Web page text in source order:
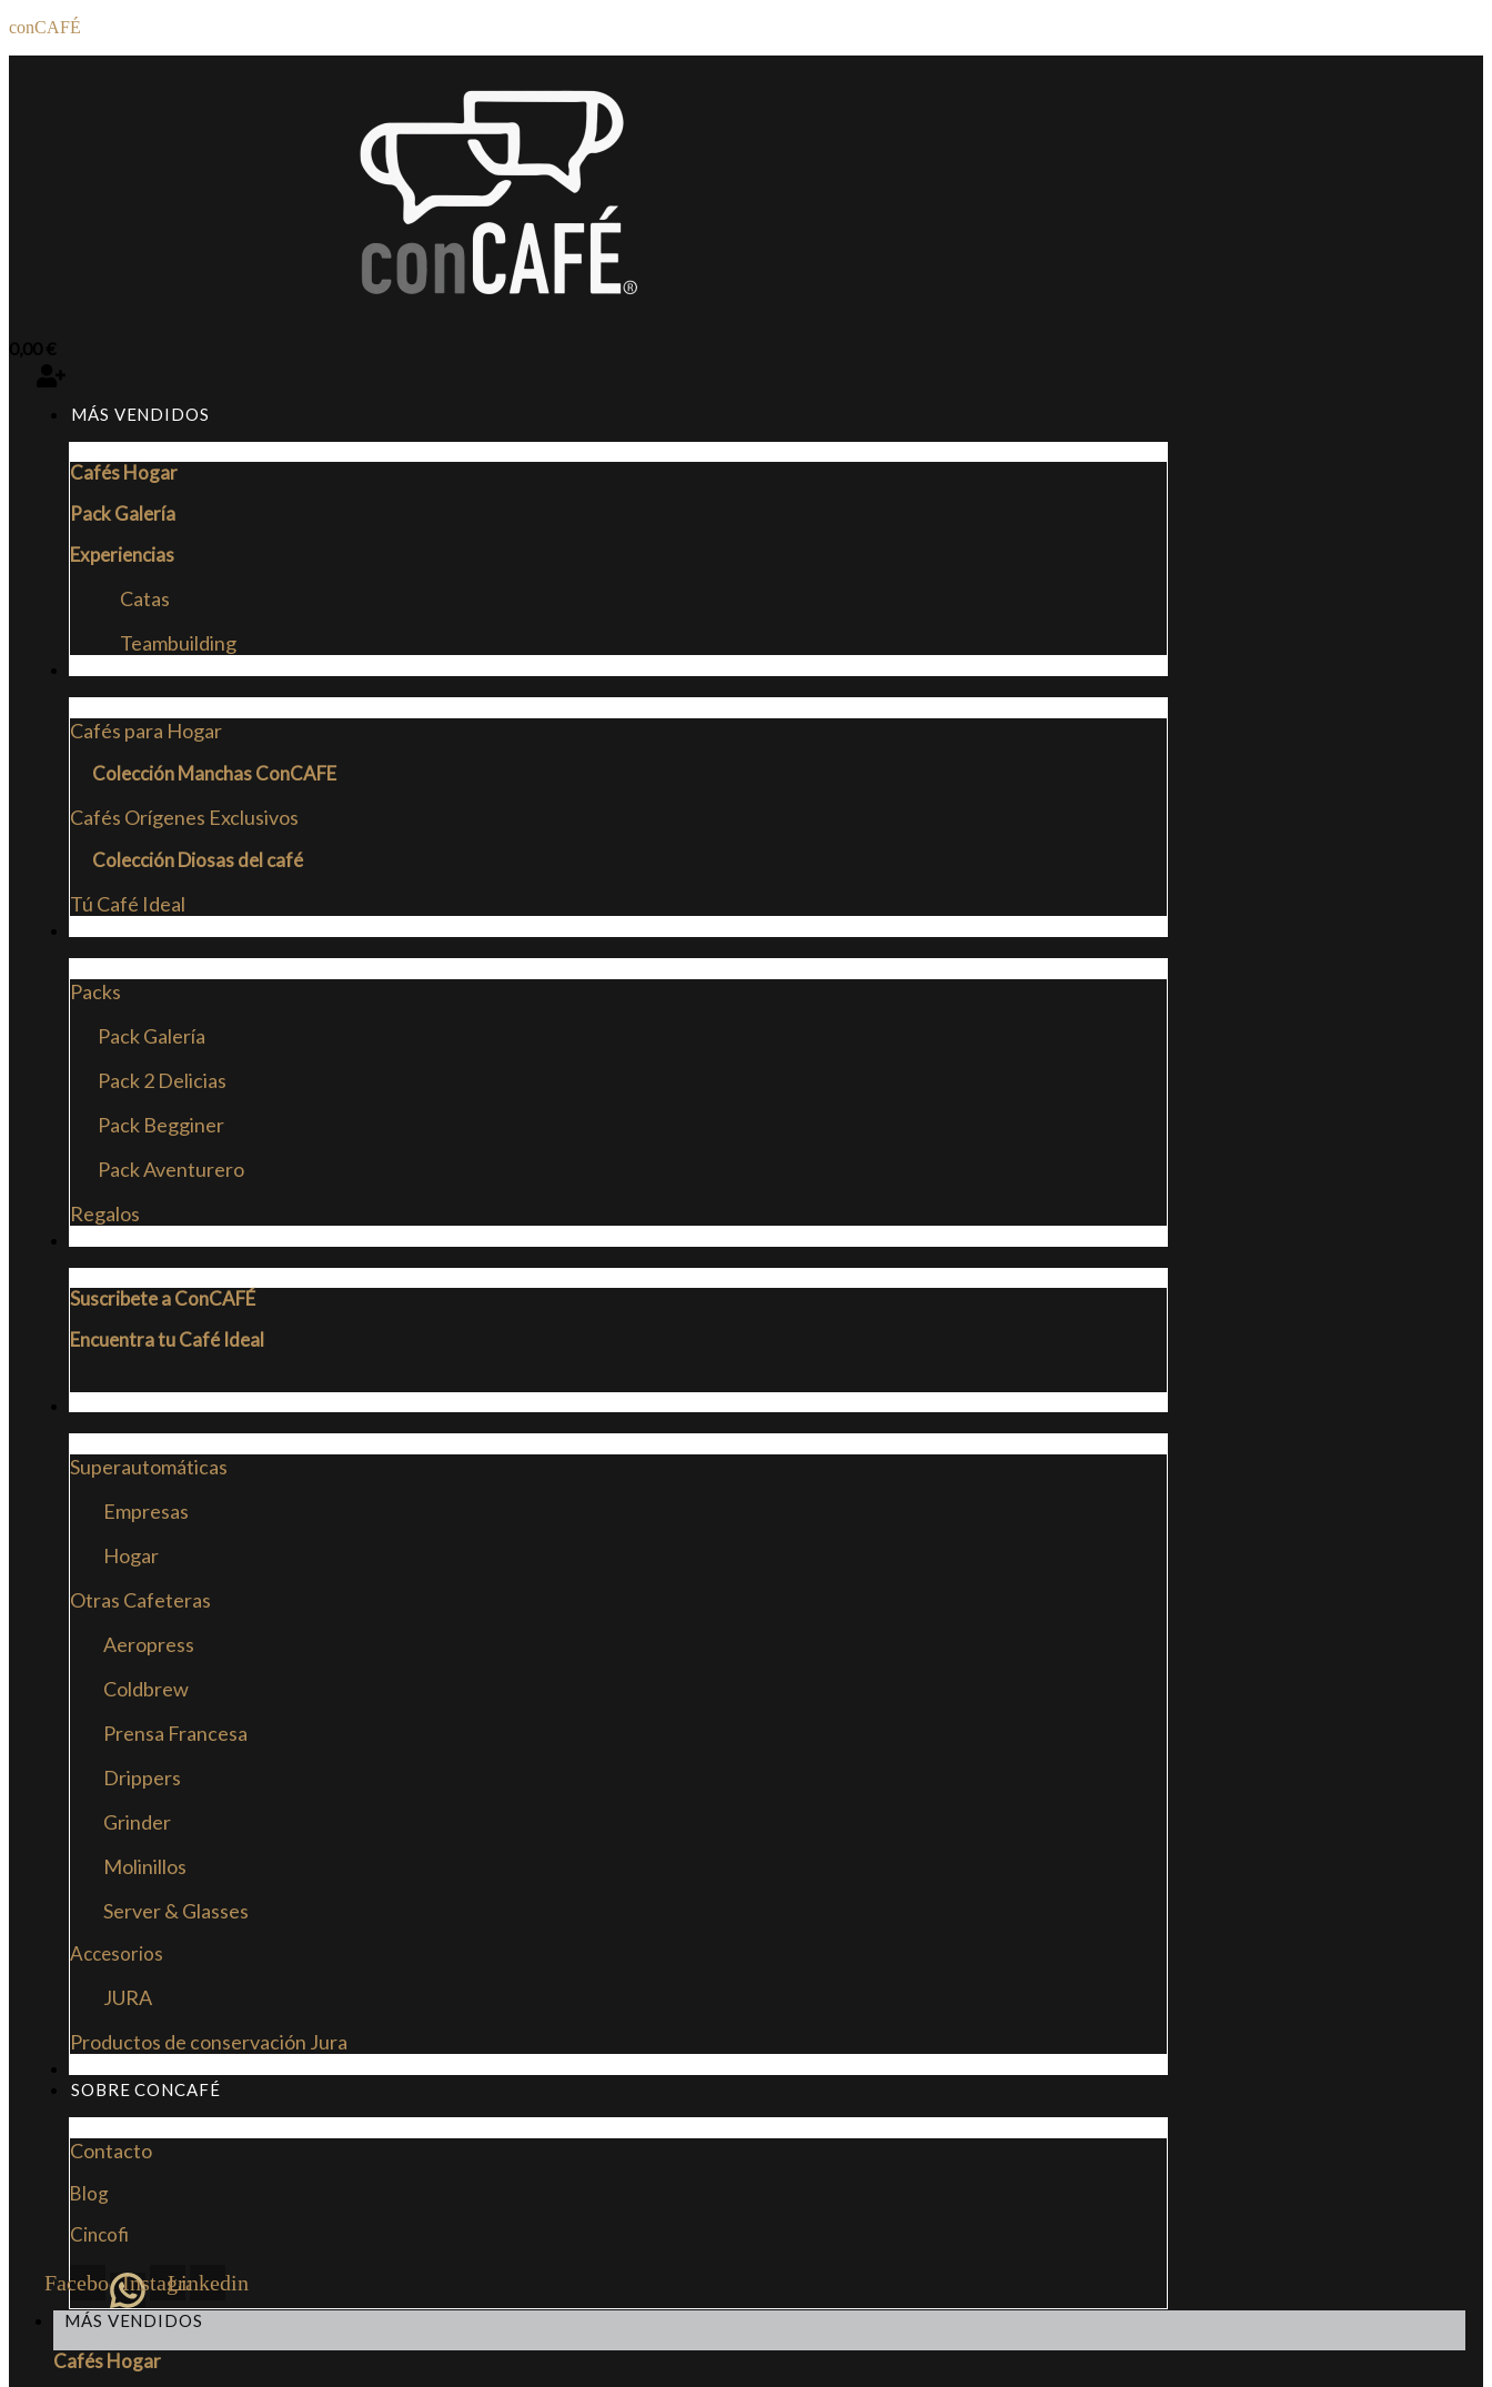
conCAFÉ
MÁS VENDIDOS
Cafés Hogar
Pack Galería
Experiencias
Catas
Teambuilding
Cafés para Hogar
Colección Manchas ConCAFE
Cafés Orígenes Exclusivos
Colección Diosas del café
Tú Café Ideal
Packs
Pack Galería
Pack 2 Delicias
Pack Begginer
Pack Aventurero
Regalos
Suscribete a ConCAFÉ
Encuentra tu Café Ideal
Superautomáticas
Empresas
Hogar
Otras Cafeteras
Aeropress
Coldbrew
Prensa Francesa
Drippers
Grinder
Molinillos
Server & Glasses
Accesorios
JURA
Productos de conservación Jura
SOBRE CONCAFÉ
Contacto
Blog
Cincofi
FacebookInstagram
Linkedin
MÁS VENDIDOS
Cafés Hogar